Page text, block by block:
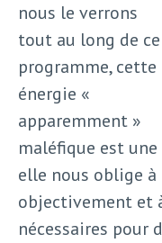
nous le verrons
tout au long de ce
programme, cette
énergie «
apparemment »
maléfique est
elle nous oblige à
objectivement et
nécessaires pour